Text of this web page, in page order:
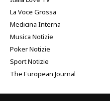
La Voce Grossa
Medicina Interna
Musica Notizie
Poker Notizie
Sport Notizie
The European Journal